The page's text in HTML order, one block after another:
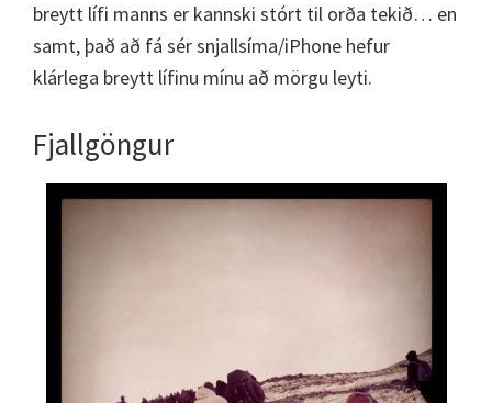
breytt lífi manns er kannski stórt til orða tekið… en
samt, það að fá sér snjallsíma/iPhone hefur
klárlega breytt lífinu mínu að mörgu leyti.
Fjallgöngur